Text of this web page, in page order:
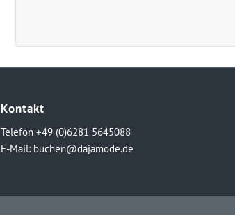
Kontakt
Telefon +49 (0)6281 5645088
E-Mail: buchen@dajamode.de